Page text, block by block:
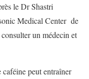
le Dr Shastri
Medical Center de
un médecin et
peut entraîner